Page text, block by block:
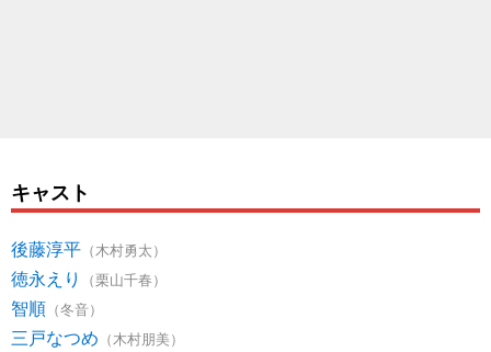
キャスト
後藤淳平 （木村勇太）
徳永えり （栗山千春）
智順 （冬音）
三戸なつめ （木村朋美）